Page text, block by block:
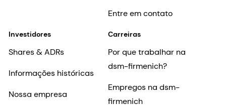
Entre em contato
Investidores
Shares & ADRs
Informações históricas
Nossa empresa
Carreiras
Por que trabalhar na
dsm-firmenich?
Empregos na dsm-
firmenich